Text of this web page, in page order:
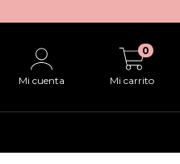
Mi cuenta Mi carrito
0